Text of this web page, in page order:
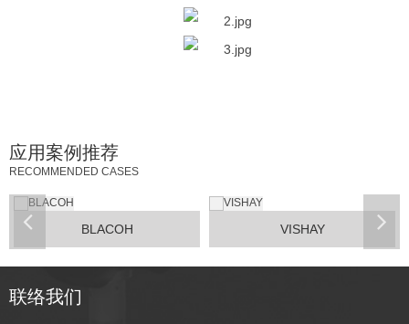
应用案例推荐
RECOMMENDED CASES
BLACOH VISHAY
联络我们